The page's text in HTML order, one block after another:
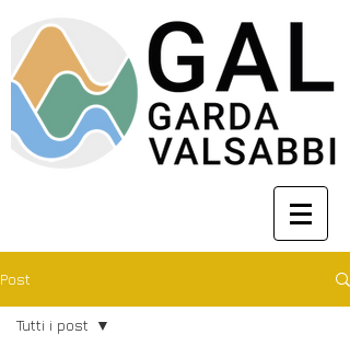
Post
Tutti i post